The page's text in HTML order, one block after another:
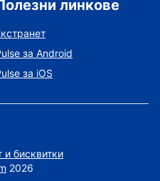
линкове
за Android
за iOS
и бисквитки
2026